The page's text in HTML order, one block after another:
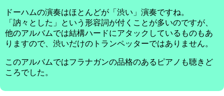
ドーハムの演奏はほとんどが「渋い」演奏ですね。
「訥々とした」という形容詞が付くことが多いのですが、
他のアルバムでは結構ハードにアタックしているものもあ
りますので、渋いだけのトランペッターではありません。
このアルバムではフラナガンの品格のあるピアノも聴きど
ころでした。